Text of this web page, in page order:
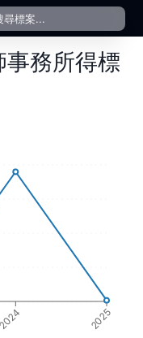
menu
事務所得標
2024 2025